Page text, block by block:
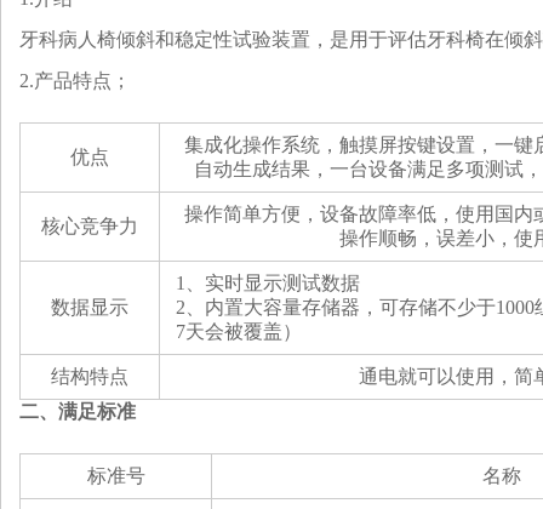
牙科病人椅倾斜和稳定性试验装置，是用于评估牙科椅在倾
2.产品特点；
优点
集成化操作系统，触摸屏按键设置，一键
自动生成结果，一台设备满足多项测试
核心竞争力
操作简单方便，设备故障率低，使用国内
操作顺畅，误差小，使
数据显示
1、 实时显示测试数据
2、 内置大容量存储器，可存储不少于
7天会被覆盖）
结构特点
通电就可以使用，简
二、满足标准
标准号 名称